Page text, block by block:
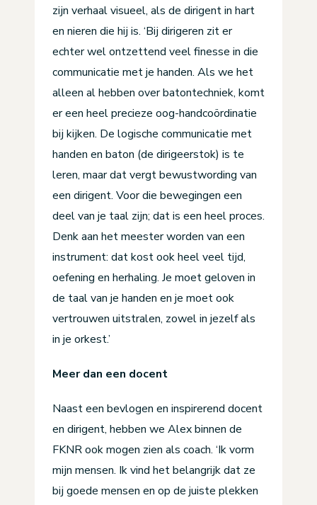
zijn verhaal visueel, als de dirigent in hart
en nieren die hij is. ‘Bij dirigeren zit er
echter wel ontzettend veel finesse in die
communicatie met je handen. Als we het
alleen al hebben over batontechniek, komt
er een heel precieze oog-handcoördinatie
bij kijken. De logische communicatie met
handen en baton (de dirigeerstok) is te
leren, maar dat vergt bewustwording van
een dirigent. Voor die bewegingen een
deel van je taal zijn; dat is een heel proces.
Denk aan het meester worden van een
instrument: dat kost ook heel veel tijd,
oefening en herhaling. Je moet geloven in
de taal van je handen en je moet ook
vertrouwen uitstralen, zowel in jezelf als
in je orkest.’
Meer dan een docent
Naast een bevlogen en inspirerend docent
en dirigent, hebben we Alex binnen de
FKNR ook mogen zien als coach. ‘Ik vorm
mijn mensen. Ik vind het belangrijk dat ze
bij goede mensen en op de juiste plekken